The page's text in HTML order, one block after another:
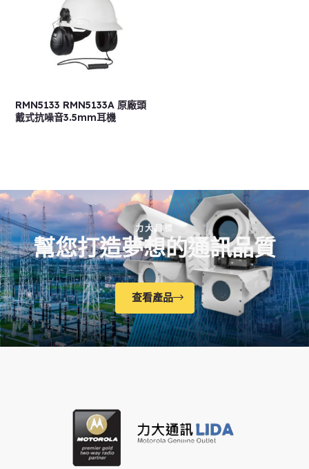
RMN5133 RMN5133A 原廠頭
戴式抗噪音3.5mm耳機
力大目標
幫您打造夢想的通訊品質
查看產品